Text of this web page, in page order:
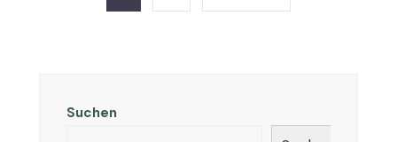
Suchen